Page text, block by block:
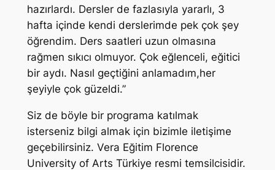
hazırlardı. Dersler de fazlasıyla yararlı, 3
hafta içinde kendi derslerimde pek çok şey
öğrendim. Ders saatleri uzun olmasına
rağmen sıkıcı olmuyor. Çok eğlenceli, eğitici
bir aydı. Nasıl geçtiğini anlamadım,her
şeyiyle çok güzeldi.”
Siz de böyle bir programa katılmak
isterseniz bilgi almak için bizimle iletişime
geçebilirsiniz. Vera Eğitim Florence
University of Arts Türkiye resmi temsilcisidir.